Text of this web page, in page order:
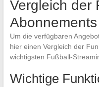
Vergleich der
Abonnements
Um die verfügbaren
hier einen Vergleich der
wichtigsten Fußball-
Wichtige